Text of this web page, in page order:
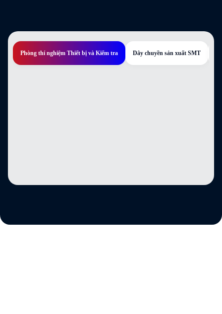
Phòng thí nghiệm Thiết bị và Kiểm tra Dây chuyền sản xuất SMT